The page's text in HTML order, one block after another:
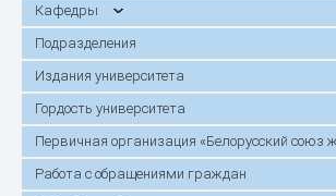
Кафедры
Подразделения
Издания университета
Гордость университета
Первичная организация «Белорусский союз
Работа с обращениями граждан